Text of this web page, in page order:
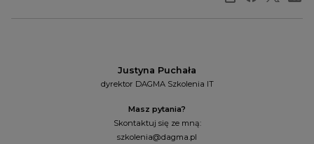
Justyna Puchała
dyrektor DAGMA Szkolenia IT
Masz pytania?
Skontaktuj się ze mną:
szkolenia@dagma.pl